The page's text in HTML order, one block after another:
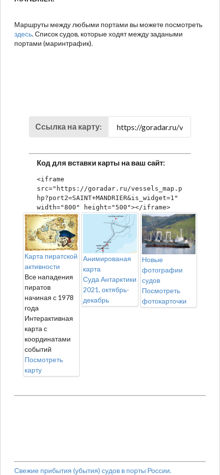
Маршруты между любыми портами вы можете посмотреть
здесь. Список судов, которые ходят между задаными
портами (маринтрафик).
Ссылка на карту:
Код для вставки карты на ваш сайт:
<iframe
src="https://goradar.ru/vessels_map.p
hp?port2=SAINT+MANDRIER&is_widget=1"
width="800" height="500"></iframe>
Карта пиратской
активности
Все нападения
пиратов
начиная с 1978
года
Интерактивная
карта с
координатами
событий
Посмотреть
карту
Анимированая
карта
Суда Антарктики
2021, октябрь-
декабрь
Новые
фотографии
судов
Посмотреть
фотокарточки
Свежие прибытия (убытия) судов в порты России.